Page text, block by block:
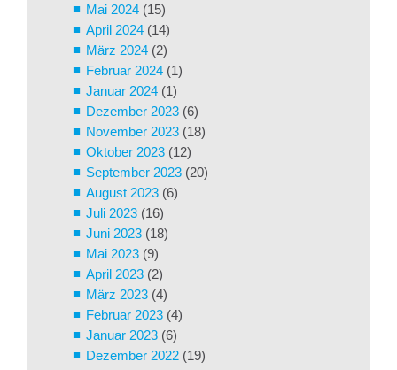
Mai 2024 (15)
April 2024 (14)
März 2024 (2)
Februar 2024 (1)
Januar 2024 (1)
Dezember 2023 (6)
November 2023 (18)
Oktober 2023 (12)
September 2023 (20)
August 2023 (6)
Juli 2023 (16)
Juni 2023 (18)
Mai 2023 (9)
April 2023 (2)
März 2023 (4)
Februar 2023 (4)
Januar 2023 (6)
Dezember 2022 (19)